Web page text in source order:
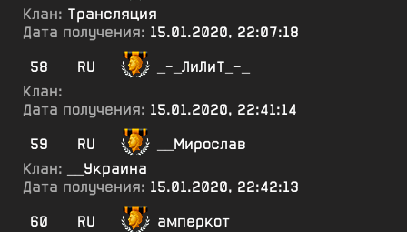
Клан: Трансляция
Дата получения: 15.01.2020, 22:07:18
58
RU
_-_ЛиЛиТ_-_
Клан:
Дата получения: 15.01.2020, 22:41:14
59
RU
__Мирослав
Клан:
__Украина
Дата получения: 15.01.2020, 22:42:13
60
RU
амперкот